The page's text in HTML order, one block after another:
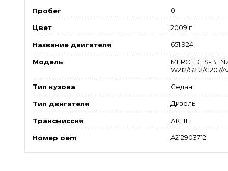
Пробег 0
Цвет 2009 г
Название двигателя 651.924
Модель
MERCEDES-
W212/S212/C207/
Тип кузова Седан
Тип двигателя Дизель
Трансмиссия АКПП
Номер oem A212903712